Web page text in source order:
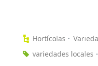
Hortícolas
variedades locales